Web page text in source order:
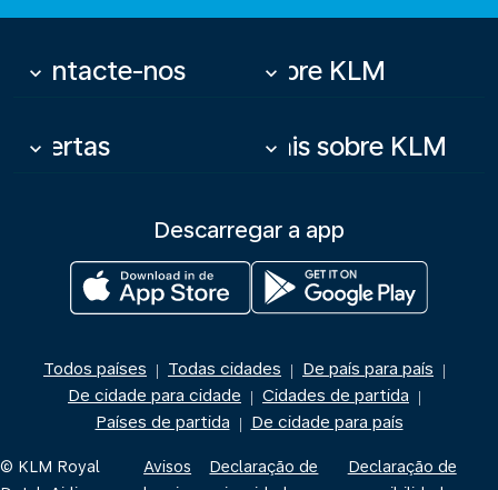
Contacte-nos
keyboard_arrow_down Sobre KLM
keyboard_arrow_down
Ofertas
keyboard_arrow_down Mais sobre KLM
keyboard_arrow_down
Descarregar a app
Todos países | Todas cidades | De país para país |
De cidade para cidade | Cidades de partida |
Países de partida | De cidade para país
© KLM Royal
Avisos
Declaração de
Declaração de